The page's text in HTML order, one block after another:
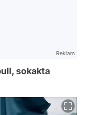
Reklam
sokakta